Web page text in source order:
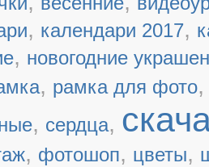
, календари 2017,
, новогодние
, рамка для фото
, сердца,
, фотошоп, цветы,